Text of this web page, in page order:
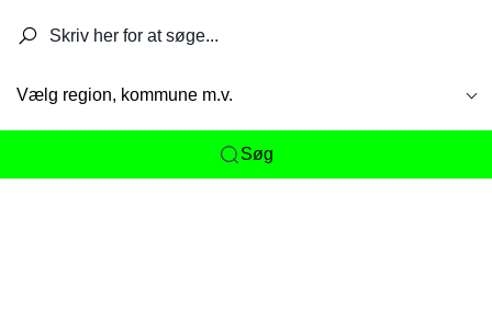
Vælg region, kommune m.v.
Søg